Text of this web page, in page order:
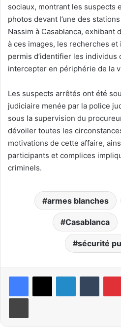
sociaux, montrant les suspects
photos devant l’une des
Nassim à Casablanca, exhibant
à ces images, les recherches
permis d’identifier les individus
intercepter en périphérie de la
Les suspects arrêtés ont été
judiciaire menée par la police
sous la supervision du
dévoiler toutes les
motivations de cette affaire,
participants et complices
criminels.
armes blanches
Casablanca
sécurité